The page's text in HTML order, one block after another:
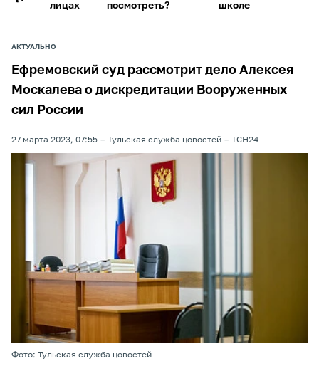
лицах
посмотреть?
школе
АКТУАЛЬНО
Ефремовский суд рассмотрит дело Алексея
Москалева о дискредитации Вооруженных
сил России
27 марта 2023, 07:55 Тульская служба новостей ТСН24
Фото: Тульская служба новостей